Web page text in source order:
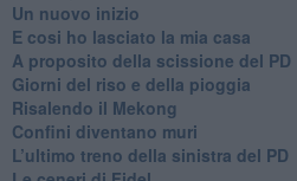
Un nuovo inizio
​E cosi ho lasciato la mia casa
A proposito della scissione del PD
​Giorni del riso e della pioggia
Risalendo il Mekong
Confini diventano muri
L’ultimo treno della sinistra del PD